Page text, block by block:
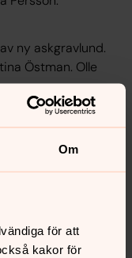
Om
för att
kakor för
ny askgravlund.
Östman. Olle
dag.
Hans J